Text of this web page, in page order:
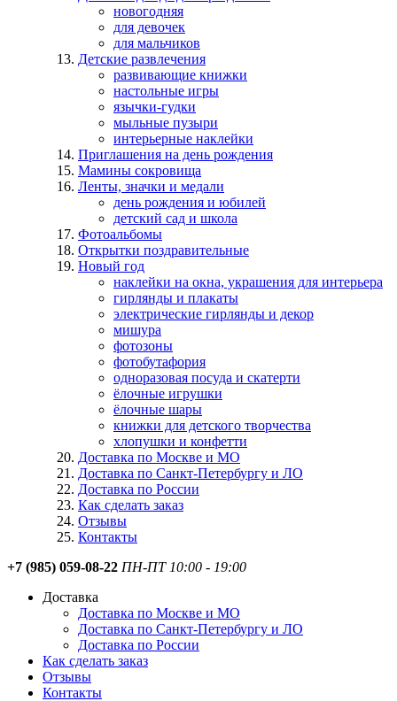
новогодняя
для девочек
для мальчиков
Детские развлечения
развивающие книжки
настольные игры
язычки-гудки
мыльные пузыри
интерьерные наклейки
Приглашения на день рождения
Мамины сокровища
Ленты, значки и медали
день рождения и юбилей
детский сад и школа
Фотоальбомы
Открытки поздравительные
Новый год
наклейки на окна, украшения для интерьера
гирлянды и плакаты
электрические гирлянды и декор
мишура
фотозоны
фотобутафория
одноразовая посуда и скатерти
ёлочные игрушки
ёлочные шары
книжки для детского творчества
хлопушки и конфетти
Доставка по Москве и МО
Доставка по Санкт-Петербургу и ЛО
Доставка по России
Как сделать заказ
Отзывы
Контакты
+7 (985) 059-08-22 ПН-ПТ 10:00 - 19:00
Доставка
Доставка по Москве и МО
Доставка по Санкт-Петербургу и ЛО
Доставка по России
Как сделать заказ
Отзывы
Контакты